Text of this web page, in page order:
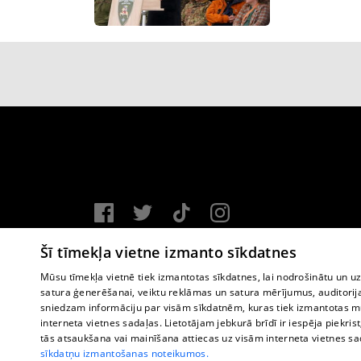
Vortal assistance service: e-mail -
Copyright © 2004-2026 SIA HELIO MEDIA.
All rights reserved.
Šī tīmekļa vietne izmanto sīkdatnes
Mūsu tīmekļa vietnē tiek izmantotas sīkdatnes, lai nodrošinātu un
satura ģenerēšanai, veiktu reklāmas un satura mērījumus,
sniedzam informāciju par visām sīkdatnēm, kuras tiek izmantotas
interneta vietnes sadaļas. Lietotājam jebkurā brīdī ir iespēja
tās atsaukšana vai mainīšana attiecas uz visām interneta vietnes
sīkdatņu izmantošanas noteikumos.